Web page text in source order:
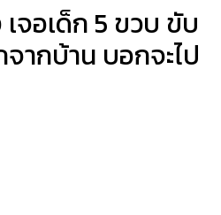
จอเด็ก 5 ขวบ ขับ
ากบ้าน บอกจะไป